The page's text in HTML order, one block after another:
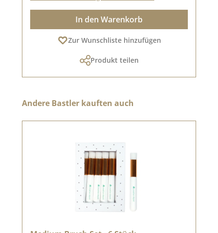
In den Warenkorb
Zur Wunschliste hinzufügen
Produkt teilen
Produktgalerie überspringen
Andere Bastler kauften auch